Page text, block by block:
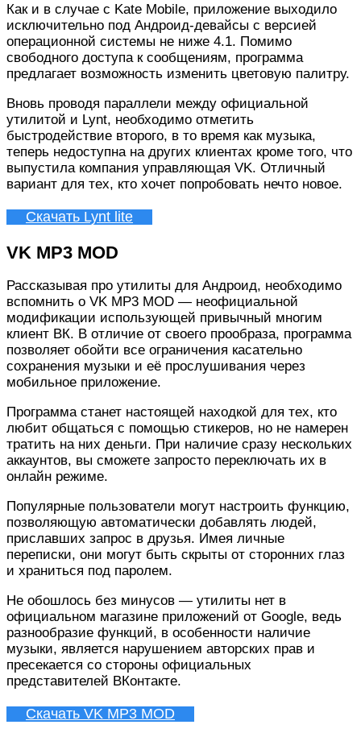
Как и в случае с Kate Mobile, приложение выходило
исключительно под Андроид-девайсы с версией
операционной системы не ниже 4.1. Помимо
свободного доступа к сообщениям, программа
предлагает возможность изменить цветовую палитру.
Вновь проводя параллели между официальной
утилитой и Lynt, необходимо отметить
быстродействие второго, в то время как музыка,
теперь недоступна на других клиентах кроме того, что
выпустила компания управляющая VK. Отличный
вариант для тех, кто хочет попробовать нечто новое.
Скачать Lynt lite
VK MP3 MOD
Рассказывая про утилиты для Андроид, необходимо
вспомнить о VK MP3 MOD — неофициальной
модификации использующей привычный многим
клиент ВК. В отличие от своего прообраза, программа
позволяет обойти все ограничения касательно
сохранения музыки и её прослушивания через
мобильное приложение.
Программа станет настоящей находкой для тех, кто
любит общаться с помощью стикеров, но не намерен
тратить на них деньги. При наличие сразу нескольких
аккаунтов, вы сможете запросто переключать их в
онлайн режиме.
Популярные пользователи могут настроить функцию,
позволяющую автоматически добавлять людей,
приславших запрос в друзья. Имея личные
переписки, они могут быть скрыты от сторонних глаз
и храниться под паролем.
Не обошлось без минусов — утилиты нет в
официальном магазине приложений от Google, ведь
разнообразие функций, в особенности наличие
музыки, является нарушением авторских прав и
пресекается со стороны официальных
представителей ВКонтакте.
Скачать VK MP3 MOD